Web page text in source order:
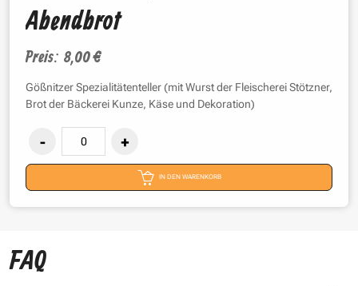
Abendbrot
Preis: 8,00 €
Gößnitzer Spezialitätenteller (mit Wurst der Fleischerei Stötzner,
Brot der Bäckerei Kunze, Käse und Dekoration)
IN DEN WARENKORB
FAQ